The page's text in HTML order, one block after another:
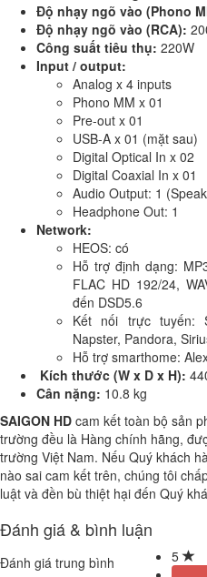
Độ nhạy ngõ vào (Phono
Độ nhạy ngõ vào (RCA):
Công suất tiêu thụ: 220W
Input / output:
Analog x 4 inputs
Phono MM x 01
Pre-out x 01
USB-A x 01 (mặt sau)
Digital Optical In x 02
Digital Coaxial In x 01
Audio Output: 1
Headphone Out: 1
Network:
HEOS: có
Hỗ trợ định dạng:
FLAC HD 192/24,
đến DSD5.6
Kết nối trực tuyến:
Napster, Pandora,
Hỗ trợ smarthome:
Kích thước (W x D x H):
Cân nặng: 10.8 kg
SAIGON HD cam kết toàn bộ sản
trường đều là Hàng chính hãng,
trường Việt Nam. Nếu Quý khách
nào sai cam kết trên, chúng tôi
luật và đền bù thiệt hại đến Quý
Đánh giá & bình luận
Đánh giá trung bình
5